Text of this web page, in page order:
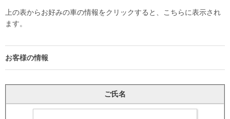
上の表からお好みの車の情報をクリックすると、こちらに表示され
ます。
お客様の情報
ご氏名